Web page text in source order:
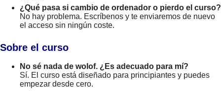
¿Qué pasa si cambio de ordenador o pierdo el curso?
No hay problema. Escríbenos y te enviaremos de nuevo
el acceso sin ningún coste.
Sobre el curso
No sé nada de wolof. ¿Es adecuado para mí?
Sí. El curso está diseñado para principiantes y puedes
empezar desde cero.